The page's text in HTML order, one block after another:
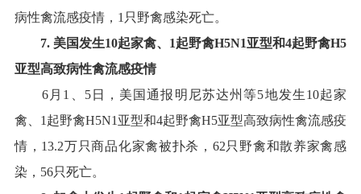
病性禽流感疫情， 1 只野禽感染死亡。
7. 美国发生10起家禽、 1起野禽H5N1亚型和4起野禽H5
亚型高致病性禽流感疫情
6 月 1 5日，美国通报明尼苏达州等5地发生10起家
禽、 1 起野禽H5N1 亚型和4起野禽H5亚型高致病性禽流感疫
情， 13.2万只商品化家禽被扑杀， 62 只野禽和散养家禽感
染， 56只死亡。